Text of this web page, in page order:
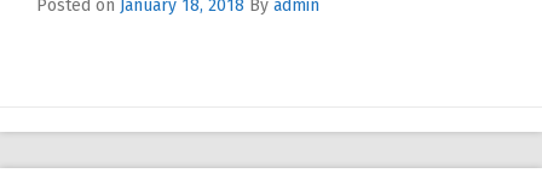
Posted on January 18, 2018 By admin